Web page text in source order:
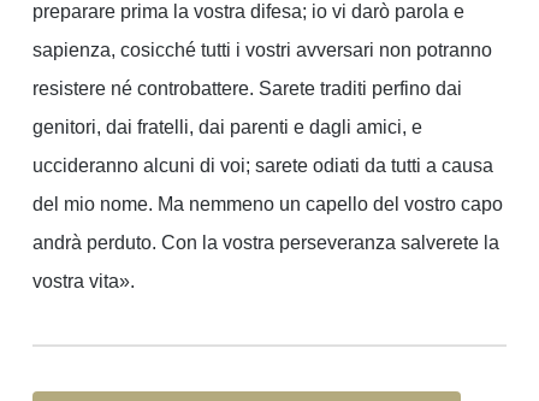
preparare prima la vostra difesa; io vi darò parola e
sapienza, cosicché tutti i vostri avversari non potranno
resistere né controbattere. Sarete traditi perfino dai
genitori, dai fratelli, dai parenti e dagli amici, e
uccideranno alcuni di voi; sarete odiati da tutti a causa
del mio nome. Ma nemmeno un capello del vostro capo
andrà perduto. Con la vostra perseveranza salverete la
vostra vita».